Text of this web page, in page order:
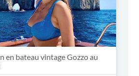
en bateau vintage Gozzo au